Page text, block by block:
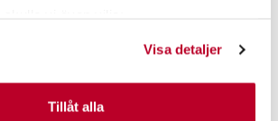
enhet genom att aktivt skanna den för
(fingeravtryck)
Visa detaljer
Tillåt alla